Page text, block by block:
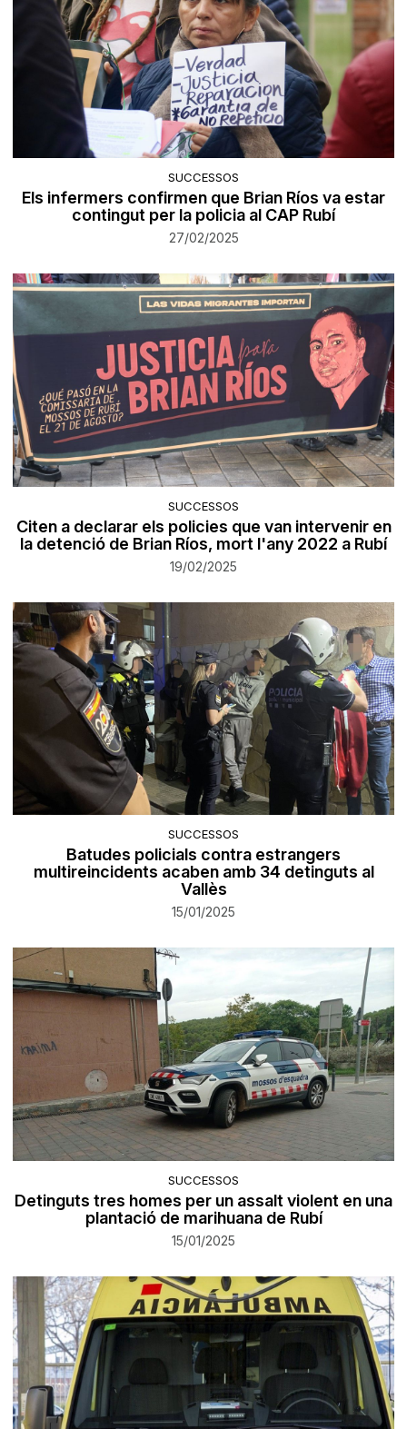
SUCCESSOS
Els infermers confirmen que Brian Ríos va estar
contingut per la policia al CAP Rubí
27/02/2025
SUCCESSOS
Citen a declarar els policies que van intervenir en
la detenció de Brian Ríos, mort l'any 2022 a Rubí
19/02/2025
SUCCESSOS
Batudes policials contra estrangers
multireincidents acaben amb 34 detinguts al
Vallès
15/01/2025
SUCCESSOS
Detinguts tres homes per un assalt violent en una
plantació de marihuana de Rubí
15/01/2025